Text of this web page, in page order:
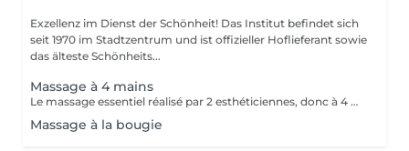
Exzellenz im Dienst der Schönheit! Das Institut befindet sich
seit 1970 im Stadtzentrum und ist offizieller Hoflieferant sowie
das älteste Schönheits...
Massage à 4 mains
Le massage essentiel réalisé par 2 esthéticiennes, donc à 4 mains est un massage du corps complet aux huiles essentielles, qui apporte une profonde relaxation. C'est une technique favorisant la circulation énergétique et qui réactive le métabolisme. C'est un massage où on retrouve le plaisir de donner et de recevoir. En fait c'est un mélange de différentes techniques : californienne, quant au rythme, la fluidité, manoeuvres enveloppantes, et suédoise, travail précis sur les différentes parties du corps.
Massage à la bougie